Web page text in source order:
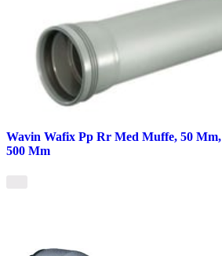
Wavin Wafix Pp Rr Med Muffe, 50 Mm,
500 Mm